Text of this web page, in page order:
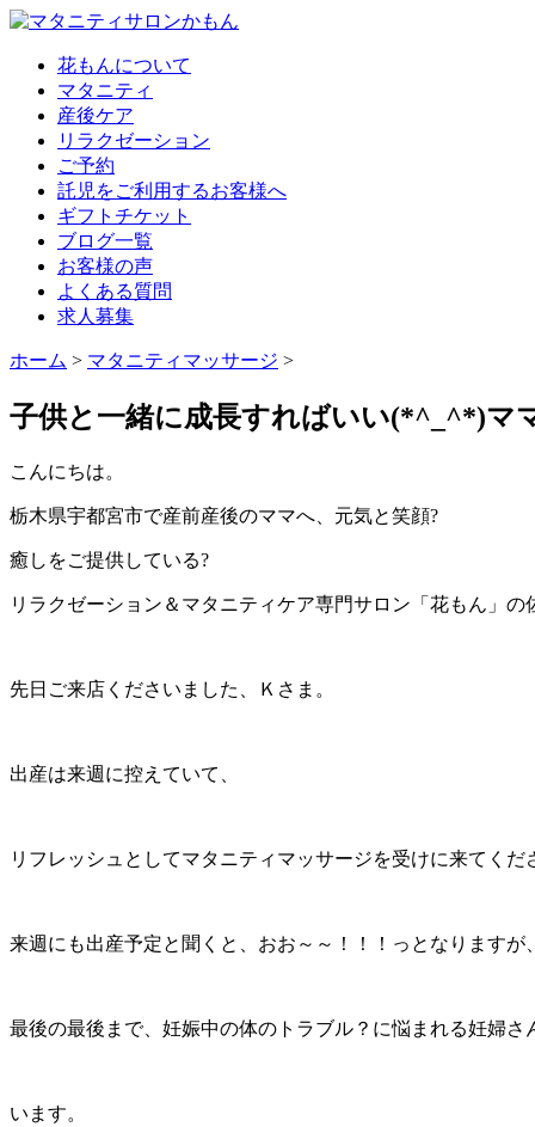
花もんについて
マタニティ
産後ケア
リラクゼーション
ご予約
託児をご利用するお客様へ
ギフトチケット
ブログ一覧
お客様の声
よくある質問
求人募集
ホーム > マタニティマッサージ >
子供と一緒に成長すればいい(*^_^*)マ
こんにちは。
栃木県宇都宮市で産前産後のママへ、元気と笑顔?
癒しをご提供している?
リラクゼーション＆マタニティケア専門サロン「花もん」
先日ご来店くださいました、Ｋさま。
出産は来週に控えていて、
リフレッシュとしてマタニティマッサージを受けに来てくだ
来週にも出産予定と聞くと、おお～～！！！っとなりますが、
最後の最後まで、妊娠中の体のトラブル？に悩まれる妊婦さ
います。